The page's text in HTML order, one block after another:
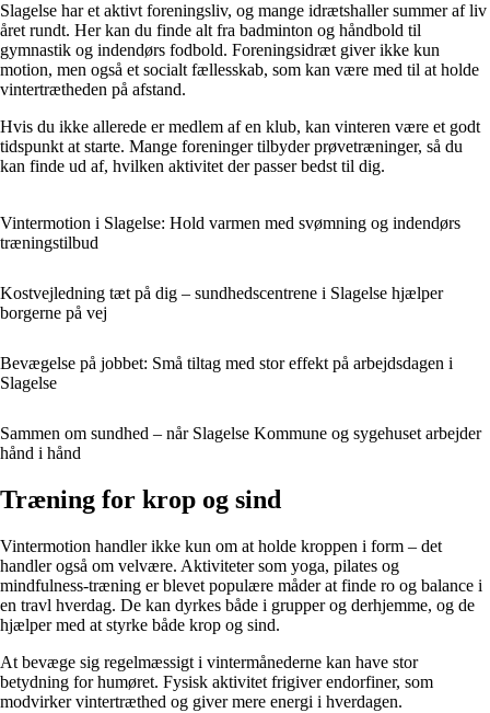
Slagelse har et aktivt foreningsliv, og mange idrætshaller summer af liv
året rundt. Her kan du finde alt fra badminton og håndbold til
gymnastik og indendørs fodbold. Foreningsidræt giver ikke kun
motion, men også et socialt fællesskab, som kan være med til at holde
vintertrætheden på afstand.
Hvis du ikke allerede er medlem af en klub, kan vinteren være et godt
tidspunkt at starte. Mange foreninger tilbyder prøvetræninger, så du
kan finde ud af, hvilken aktivitet der passer bedst til dig.
Vintermotion i Slagelse: Hold varmen med svømning og indendørs
træningstilbud
Kostvejledning tæt på dig – sundhedscentrene i Slagelse hjælper
borgerne på vej
Bevægelse på jobbet: Små tiltag med stor effekt på arbejdsdagen i
Slagelse
Sammen om sundhed – når Slagelse Kommune og sygehuset arbejder
hånd i hånd
Træning for krop og sind
Vintermotion handler ikke kun om at holde kroppen i form – det
handler også om velvære. Aktiviteter som yoga, pilates og
mindfulness-træning er blevet populære måder at finde ro og balance i
en travl hverdag. De kan dyrkes både i grupper og derhjemme, og de
hjælper med at styrke både krop og sind.
At bevæge sig regelmæssigt i vintermånederne kan have stor
betydning for humøret. Fysisk aktivitet frigiver endorfiner, som
modvirker vintertræthed og giver mere energi i hverdagen.